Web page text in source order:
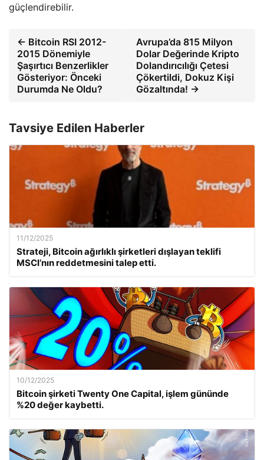
güçlendirebilir.
← Bitcoin RSI 2012-
2015 Dönemiyle
Şaşırtıcı Benzerlikler
Gösteriyor: Önceki
Durumda Ne Oldu?
Avrupa’da 815 Milyon
Dolar Değerinde Kripto
Dolandırıcılığı Çetesi
Çökertildi, Dokuz Kişi
Gözaltında! →
Tavsiye Edilen Haberler
11/12/2025
Strateji, Bitcoin ağırlıklı şirketleri dışlayan teklifi
MSCI’nın reddetmesini talep etti.
10/12/2025
Bitcoin şirketi Twenty One Capital, işlem gününde
%20 değer kaybetti.